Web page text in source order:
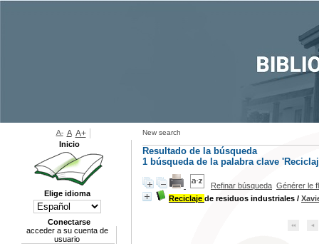
New search
Resultado de la búsqueda
1 búsqueda de la palabra clave
Refinar búsqueda Générer le
Reciclaje de residuos industriales /
A- A A+
Inicio
Elige idioma
Conectarse
acceder a su cuenta de
usuario